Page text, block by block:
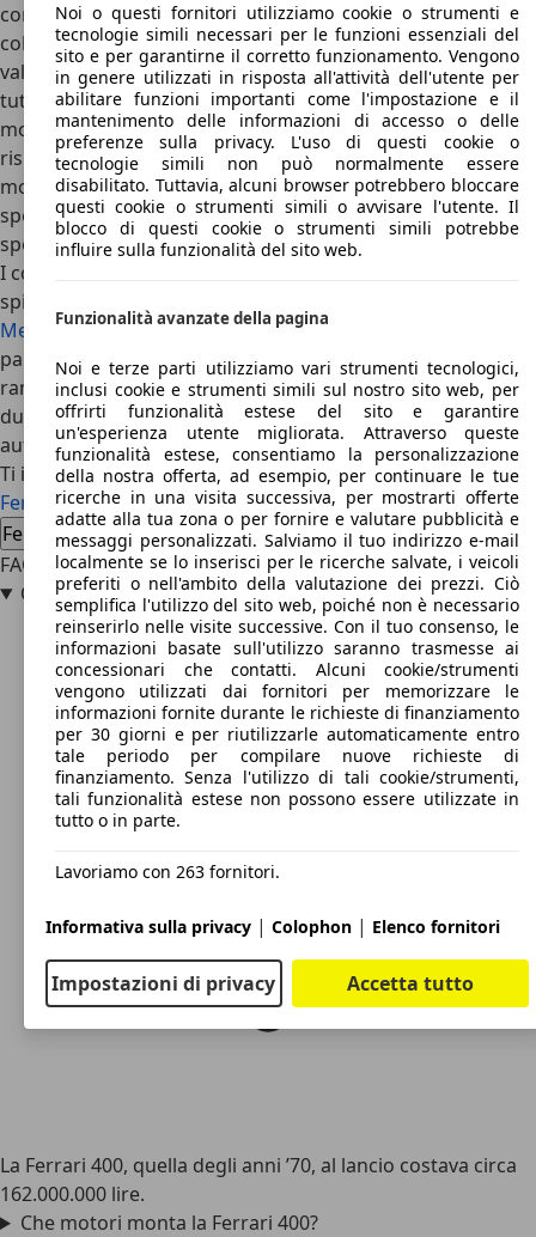
considerate semplici auto usate, bensì vetture da altissima
collezione, di cui alcune praticamente di inestimabile
valore. Le Ferrari 400 e Ferrari 400i sono Ferrari d’epoca a
tutti gli effetti, e contano molti appassionati in tutto il
mondo, che le scambiano a valori ancora accessibili
rispetto a quelli raggiunti da tutte le Ferrari d’epoca. I
modelli 2+2 della casa di Maranello, infatti, rimangono
spesso leggermente meno apprezzate delle versioni più
sportive a due soli posti.
I concorrenti della Ferrari 400 sono molti, ma tra di essi
spiccano sicuramente questi modelli:
Mercedes 500 SL,Aston Martin V8 Vantage
paragoni riguardanti motori e prestazioni il cavallino
rampante ha sempre una marcia in più dovuta senza
dubbio all’immagine ed allo status che possiede la casa
automobilistica fondata da Enzo Ferrari.
Ti interessa la Ferrari 400
Ferrari 400 usata Ferrari 400 nuova auto
Ferrari 400 offerte concessionario
FAQ
Quanto costa la Ferrari 400?
La Ferrari 400, quella degli anni ’70, al lancio costava circa
162.000.000 lire.
Che motori monta la Ferrari 400?
Noi o questi fornitori utilizziamo cookie o strumenti e
tecnologie simili necessari per le funzioni essenziali del
sito e per garantirne il corretto funzionamento. Vengono
in genere utilizzati in risposta all'attività dell'utente per
abilitare funzioni importanti come l'impostazione e il
mantenimento delle informazioni di accesso o delle
preferenze sulla privacy. L'uso di questi cookie o
tecnologie simili non può normalmente essere
disabilitato. Tuttavia, alcuni browser potrebbero bloccare
questi cookie o strumenti simili o avvisare l'utente. Il
blocco di questi cookie o strumenti simili potrebbe
influire sulla funzionalità del sito web.
Funzionalità avanzate della pagina
Noi e terze parti utilizziamo vari strumenti tecnologici,
inclusi cookie e strumenti simili sul nostro sito web, per
offrirti funzionalità estese del sito e garantire
un'esperienza utente migliorata. Attraverso queste
funzionalità estese, consentiamo la personalizzazione
della nostra offerta, ad esempio, per continuare le tue
ricerche in una visita successiva, per mostrarti offerte
adatte alla tua zona o per fornire e valutare pubblicità e
messaggi personalizzati. Salviamo il tuo indirizzo e-mail
localmente se lo inserisci per le ricerche salvate, i veicoli
preferiti o nell'ambito della valutazione dei prezzi. Ciò
semplifica l'utilizzo del sito web, poiché non è necessario
reinserirlo nelle visite successive. Con il tuo consenso, le
informazioni basate sull'utilizzo saranno trasmesse ai
concessionari che contatti. Alcuni cookie/strumenti
vengono utilizzati dai fornitori per memorizzare le
informazioni fornite durante le richieste di finanziamento
per 30 giorni e per riutilizzarle automaticamente entro
tale periodo per compilare nuove richieste di
finanziamento. Senza l'utilizzo di tali cookie/strumenti,
tali funzionalità estese non possono essere utilizzate in
tutto o in parte.
Lavoriamo con 263 fornitori.
Informativa sulla privacy | Colophon | Elenco fornitori
Impostazioni di privacy Accetta tutto